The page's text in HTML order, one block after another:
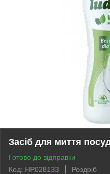
Засіб для миття
Готово до відправки
Код: HP028133
Роздріб